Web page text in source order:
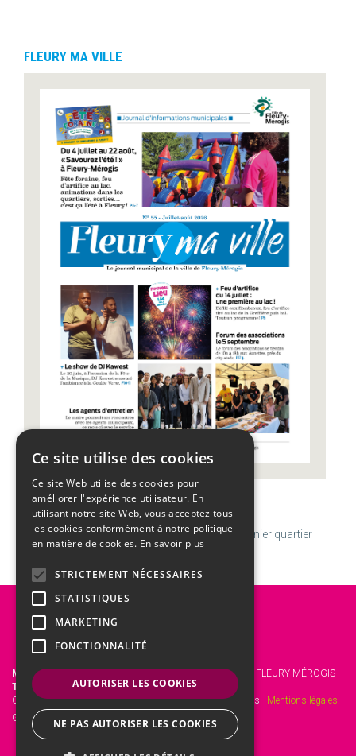
FLEURY MA VILLE
CALENDRIER
Jeudi06AoûtSemaine 32 | TransfigurationU Dernier quartier
Vous êtes ici : Accueil
SAUVEZ DES VIES, DONNEZ VOTRE SANG !
Mairie de Fleury-Mérogis
- 12 Rue Roger Clavier, 91700 FLEURY-MÉROGIS -
Tél. :
01 69 46 72 00 -Fax : 01 60 15 45 31.
Copyright © 2017 Site officiel de la mairie de Fleury-Mérogis - Mentions légales.
Gestion web :
Ce site utilise des cookies
Ce site Web utilise des cookies pour
améliorer l'expérience utilisateur. En
utilisant notre site Web, vous acceptez tous
les cookies conformément à notre politique
en matière de cookies. En savoir plus
STRICTEMENT NÉCESSAIRES
STATISTIQUES
MARKETING
FONCTIONNALITÉ
AUTORISER LES COOKIES
NE PAS AUTORISER LES COOKIES